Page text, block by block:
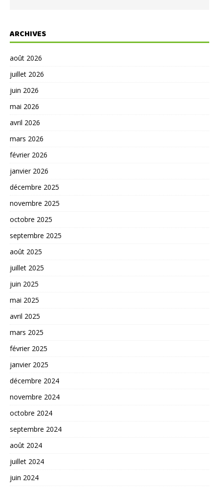
ARCHIVES
août 2026
juillet 2026
juin 2026
mai 2026
avril 2026
mars 2026
février 2026
janvier 2026
décembre 2025
novembre 2025
octobre 2025
septembre 2025
août 2025
juillet 2025
juin 2025
mai 2025
avril 2025
mars 2025
février 2025
janvier 2025
décembre 2024
novembre 2024
octobre 2024
septembre 2024
août 2024
juillet 2024
juin 2024